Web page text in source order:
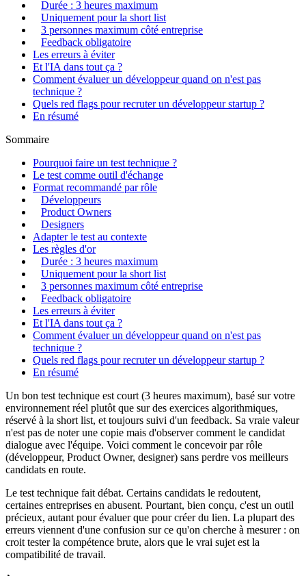
Durée : 3 heures maximum
Uniquement pour la short list
3 personnes maximum côté entreprise
Feedback obligatoire
Les erreurs à éviter
Et l'IA dans tout ça ?
Comment évaluer un développeur quand on n'est pas
technique ?
Quels red flags pour recruter un développeur startup ?
En résumé
Sommaire
Pourquoi faire un test technique ?
Le test comme outil d'échange
Format recommandé par rôle
Développeurs
Product Owners
Designers
Adapter le test au contexte
Les règles d'or
Durée : 3 heures maximum
Uniquement pour la short list
3 personnes maximum côté entreprise
Feedback obligatoire
Les erreurs à éviter
Et l'IA dans tout ça ?
Comment évaluer un développeur quand on n'est pas
technique ?
Quels red flags pour recruter un développeur startup ?
En résumé
Un bon test technique est court (3 heures maximum), basé sur votre
environnement réel plutôt que sur des exercices algorithmiques,
réservé à la short list, et toujours suivi d'un feedback. Sa vraie valeur
n'est pas de noter une copie mais d'observer comment le candidat
dialogue avec l'équipe. Voici comment le concevoir par rôle
(développeur, Product Owner, designer) sans perdre vos meilleurs
candidats en route.
Le test technique fait débat. Certains candidats le redoutent,
certaines entreprises en abusent. Pourtant, bien conçu, c'est un outil
précieux, autant pour évaluer que pour créer du lien. La plupart des
erreurs viennent d'une confusion sur ce qu'on cherche à mesurer : on
croit tester la compétence brute, alors que le vrai sujet est la
compatibilité de travail.